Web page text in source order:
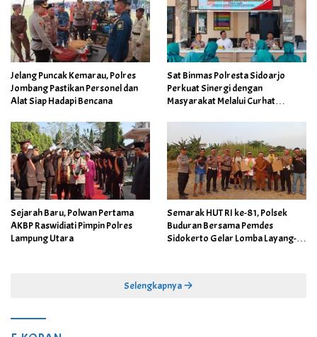
Jelang Puncak Kemarau, Polres
Jombang Pastikan Personel dan
Alat Siap Hadapi Bencana
Sat Binmas Polresta Sidoarjo
Perkuat Sinergi dengan
Masyarakat Melalui Curhat
Sejarah Baru, Polwan Pertama
AKBP Raswidiati Pimpin Polres
Lampung Utara
Semarak HUT RI ke-81, Polsek
Buduran Bersama Pemdes
Sidokerto Gelar Lomba Layang-
Selengkapnya